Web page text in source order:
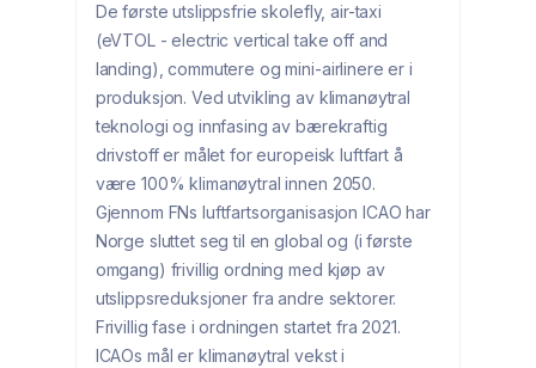
De første utslippsfrie skolefly, air-taxi
(eVTOL - electric vertical take off and
landing), commutere og mini-airlinere er i
produksjon. Ved utvikling av klimanøytral
teknologi og innfasing av bærekraftig
drivstoff er målet for europeisk luftfart å
være 100% klimanøytral innen 2050.
Gjennom FNs luftfartsorganisasjon ICAO har
Norge sluttet seg til en global og (i første
omgang) frivillig ordning med kjøp av
utslippsreduksjoner fra andre sektorer.
Frivillig fase i ordningen startet fra 2021.
ICAOs mål er klimanøytral vekst i